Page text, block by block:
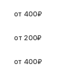
от 400₽
от 200₽
от 400₽